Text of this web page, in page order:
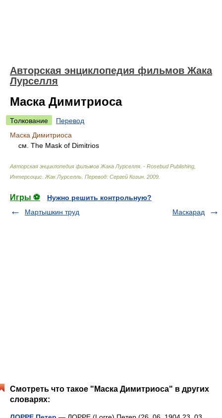
Авторская энциклопедия фильмов Жака
Лурселля
Маска Димитриоса
Толкование
Перевод
Маска Димитриоса
см. The Mask of Dimitrios
Авторская энциклопедия фильмов Жака Лурселля. - Rosebud Publishing,
Интерсоцис Жак Лурселль. Перевод: Сергей Козин 2009
Игры ⚽
Нужно решить контрольную?
Мартышкин труд
Маскарад
Смотреть что такое "Маска Димитриоса" в других
словарях: